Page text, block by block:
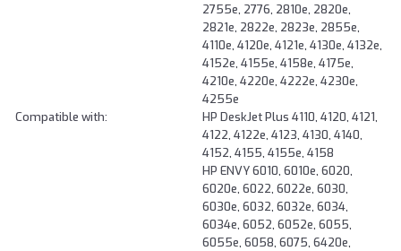
Compatible with:
2755e, 2776, 2810e, 2820e,
2821e, 2822e, 2823e, 2855e,
4110e, 4120e, 4121e, 4130e, 4132e,
4152e, 4155e, 4158e, 4175e,
4210e, 4220e, 4222e, 4230e,
4255e
HP DeskJet Plus 4110, 4120, 4121,
4122, 4122e, 4123, 4130, 4140,
4152, 4155, 4155e, 4158
HP ENVY 6010, 6010e, 6020,
6020e, 6022, 6022e, 6030,
6030e, 6032, 6032e, 6034,
6034e, 6052, 6052e, 6055,
6055e, 6058, 6075, 6420e,